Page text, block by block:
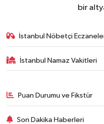
bir
İstanbul Nöbetçi
İstanbul Namaz Vakitleri
Puan Durumu ve Fikstür
Son Dakika Haberleri